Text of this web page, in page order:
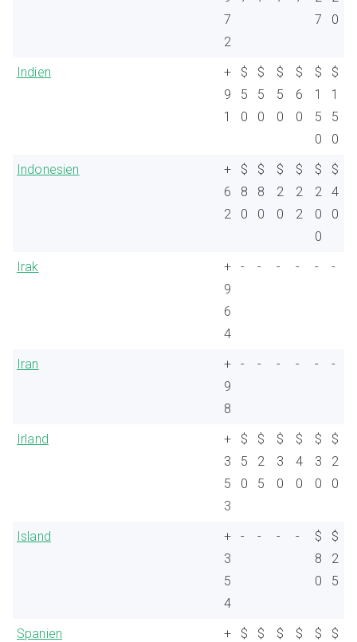
7
2
7
0
Indien
+
9
1
$
5
0
$
5
0
$
5
0
$
6
0
$
1
5
0
$
1
5
0
Indonesien
+
6
2
$
8
0
$
8
0
$
2
0
$
2
2
$
2
0
0
$
4
0
Irak
+
9
6
4
- - - - - -
Iran
+
9
8
- - - - - -
Irland
+
3
5
3
$
5
0
$
2
5
$
3
0
$
4
0
$
3
0
$
2
0
Island
+
3
5
4
- - - -
$
8
0
$
2
5
Spanien
+
$
$
$
$
$
$